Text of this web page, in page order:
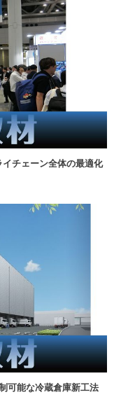
イチェーン全体の最適化
可能な冷蔵倉庫新工法